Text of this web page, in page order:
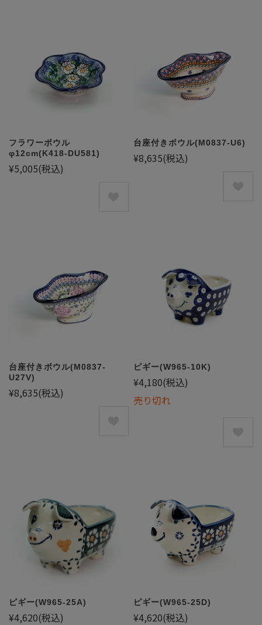
フラワーボウル
φ12cm(K418-DU581)
¥5,005(税込)
台座付きボウル(M0837-U6)
¥8,635(税込)
台座付きボウル(M0837-
U27V)
¥8,635(税込)
ピギー(W965-10K)
¥4,180(税込)
売り切れ
ピギー(W965-25A)
¥4,620(税込)
ピギー(W965-25D)
¥4,620(税込)